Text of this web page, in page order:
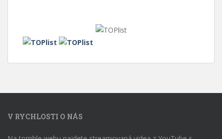
V RYCHLOSTI O NÁS